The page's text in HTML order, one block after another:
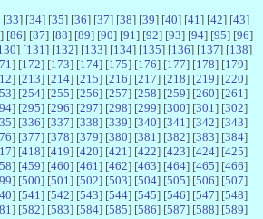
[33] [34] [35] [36] [37] [38] [39] [40] [41 ] [42] [43]
] [86] [87] [88] [89] [90] [91 ] [92] [93] [94] [95] [96]
] [131 ] [132] [133] [134] [135] [136] [137] [138]
] [172] [173] [174] [175] [176] [177] [178] [179]
] [213] [214] [215] [216] [217] [218] [219] [220]
] [254] [255] [256] [257] [258] [259] [260] [261 ]
] [295] [296] [297] [298] [299] [300] [301 ] [302]
] [336] [337] [338] [339] [340] [341 ] [342] [343]
] [377] [378] [379] [380] [381 ] [382] [383] [384]
] [418] [419] [420] [421 ] [422] [423] [424] [425]
] [459] [460] [461 ] [462] [463] [464] [465] [466]
] [500] [501 ] [502] [503] [504] [505] [506] [507]
] [541 ] [542] [543] [544] [545] [546] [547] [548]
] [582] [583] [584] [585] [586] [587] [588] [589]